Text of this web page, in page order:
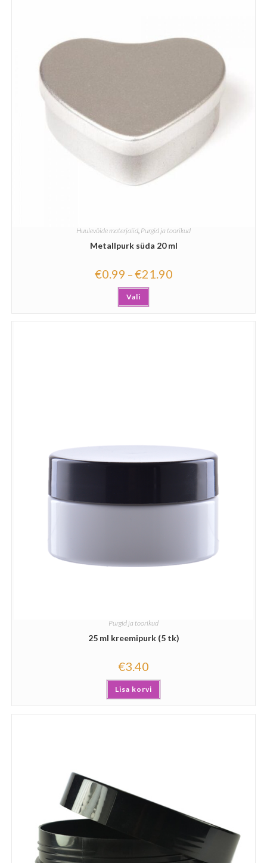
Huulevõide materjalid Purgid ja toorikud
Metallpurk süda 20 ml
€0.99 –€21.90
Vali
Purgid ja toorikud
25 ml kreemipurk (5 tk)
€3.40
Lisa korvi